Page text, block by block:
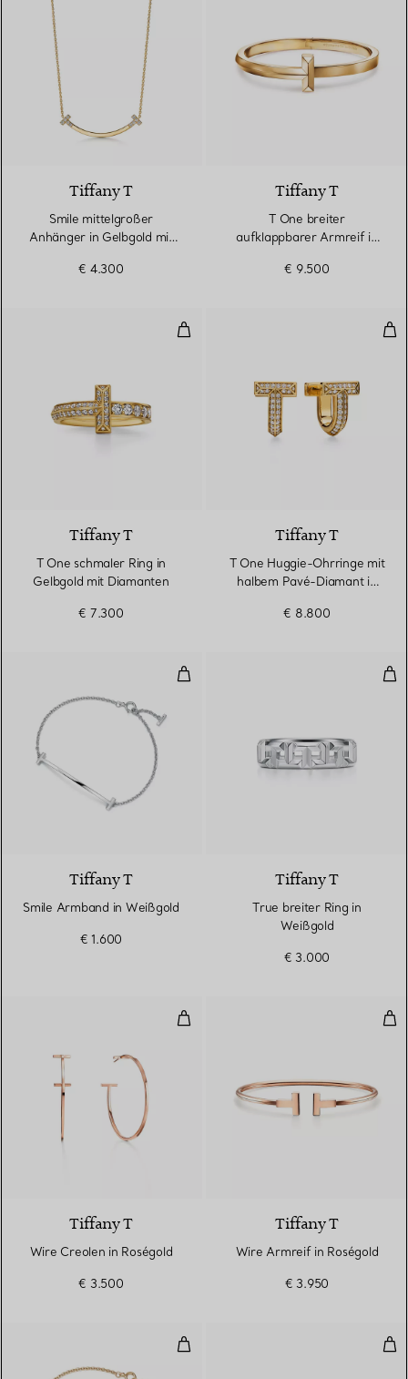
Tiffany T
Smile mittelgroßer
Anhänger in Gelbgold mit
€ 4.300
Tiffany T
T One breiter
aufklappbarer Armreif in
€ 9.500
T One schmaler Ring in
Tiffany T
T One schmaler Ring in
Gelbgold mit Diamanten
€ 7.300
T
Tiffany T
T One Huggie-Ohrringe mit
halbem Pavé-Diamant in
€ 8.800
Smile Armband in Weißgold
Tiffany T
Smile Armband in Weißgold
€ 1.600
Tiffany T
True breiter Ring in
Weißgold
€ 3.000
Wire Creolen in Roségold
Tiffany T
Wire Creolen in Roségold
€ 3.500
Tiffany T
Wire Armreif in Roségold
€ 3.950
Smile Armband in Gelbgold